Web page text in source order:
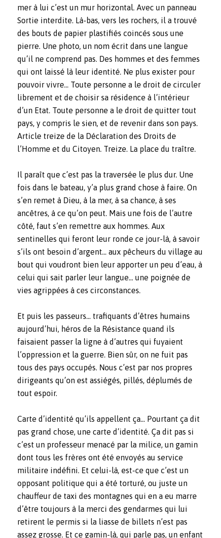
mer à lui c’est un mur horizontal. Avec un panneau
Sortie interdite. Là-bas, vers les rochers, il a trouvé
des bouts de papier plastifiés coincés sous une
pierre. Une photo, un nom écrit dans une langue
qu’il ne comprend pas. Des hommes et des femmes
qui ont laissé là leur identité. Ne plus exister pour
pouvoir vivre… Toute personne a le droit de circuler
librement et de choisir sa résidence à l’intérieur
d’un Etat. Toute personne a le droit de quitter tout
pays, y compris le sien, et de revenir dans son pays.
Article treize de la Déclaration des Droits de
l’Homme et du Citoyen. Treize. La place du traître.
Il paraît que c’est pas la traversée le plus dur. Une
fois dans le bateau, y’a plus grand chose à faire. On
s’en remet à Dieu, à la mer, à sa chance, à ses
ancêtres, à ce qu’on peut. Mais une fois de l’autre
côté, faut s’en remettre aux hommes. Aux
sentinelles qui feront leur ronde ce jour-là, à savoir
s’ils ont besoin d’argent… aux pêcheurs du village au
bout qui voudront bien leur apporter un peu d’eau, à
celui qui sait parler leur langue… une poignée de
vies agrippées à ces circonstances.
Et puis les passeurs… trafiquants d’êtres humains
aujourd’hui, héros de la Résistance quand ils
faisaient passer la ligne à d’autres qui fuyaient
l’oppression et la guerre. Bien sûr, on ne fuit pas
tous des pays occupés. Nous c’est par nos propres
dirigeants qu’on est assiégés, pillés, déplumés de
tout espoir.
Carte d’identité qu’ils appellent ça… Pourtant ça dit
pas grand chose, une carte d’identité. Ça dit pas si
c’est un professeur menacé par la milice, un gamin
dont tous les frères ont été envoyés au service
militaire indéfini. Et celui-là, est-ce que c’est un
opposant politique qui a été torturé, ou juste un
chauffeur de taxi des montagnes qui en a eu marre
d’être toujours à la merci des gendarmes qui lui
retirent le permis si la liasse de billets n’est pas
assez grosse. Et ce gamin-là, qui parle pas, un enfant